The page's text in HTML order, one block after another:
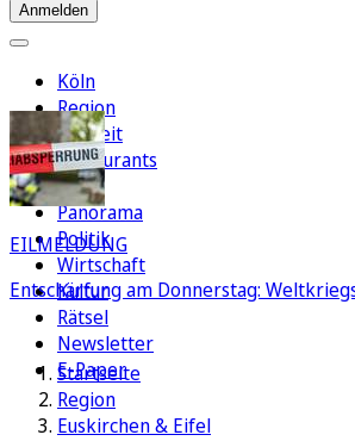
Anmelden
Köln
Region
Freizeit
Restaurants
FC
Panorama
Politik
Wirtschaft
Kultur
Rätsel
Newsletter
E-Paper
EILMELDUNG
Entschärfung am Donnerstag:
Startseite
Region
Euskirchen & Eifel